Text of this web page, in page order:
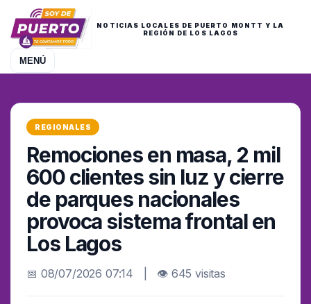
NOTICIAS LOCALES DE PUERTO MONTT Y LA
REGIÓN DE LOS LAGOS
MENÚ
REGIONALES
Remociones en masa, 2 mil
600 clientes sin luz y cierre
de parques nacionales
provoca sistema frontal en
Los Lagos
📅 08/07/2026 07:14 | 👁 645 visitas